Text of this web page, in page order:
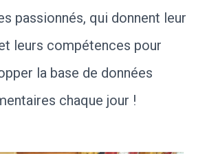
passionnés, qui donnent leur
leurs compétences pour
la base de données
chaque jour !